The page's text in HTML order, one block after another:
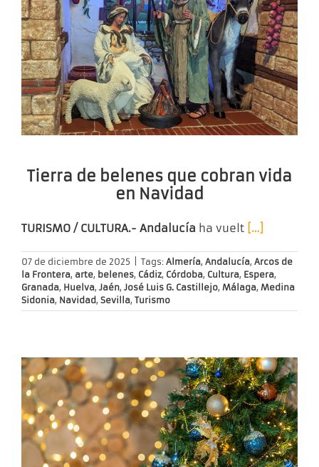
Tierra de belenes que cobran vida
en Navidad
TURISMO / CULTURA.- Andalucía ha vuelt […]
07 de diciembre de 2025 Tags: Almería, Andalucía, Arcos de
la Frontera, arte, belenes, Cádiz, Córdoba, Cultura, Espera,
Granada, Huelva, Jaén, José Luis G. Castillejo, Málaga, Medina
Sidonia, Navidad, Sevilla, Turismo